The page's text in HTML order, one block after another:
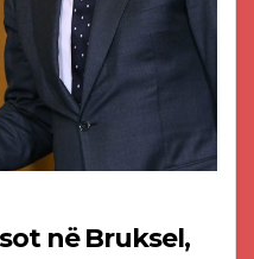
në Bruksel,